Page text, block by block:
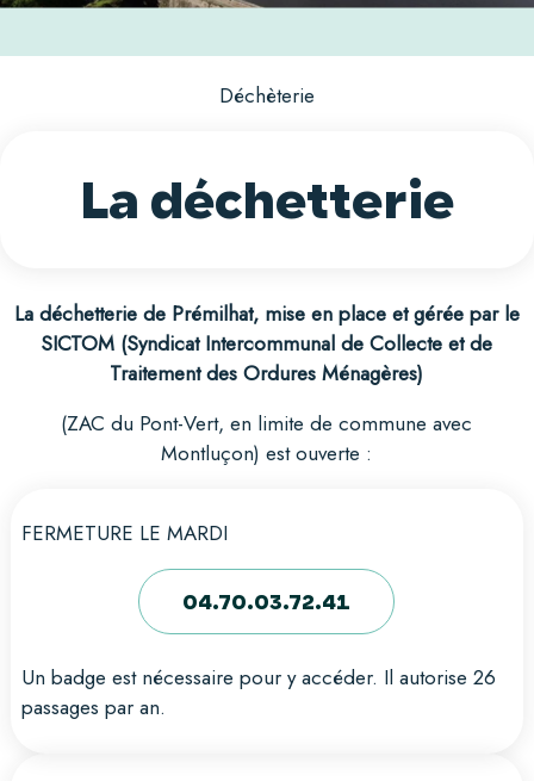
Déchèterie
La déchetterie
La déchetterie de Prémilhat, mise en place et gérée par le
SICTOM (Syndicat Intercommunal de Collecte et de
Traitement des Ordures Ménagères)
(ZAC du Pont-Vert, en limite de commune avec
Montluçon) est ouverte :
FERMETURE LE MARDI
04.70.03.72.41
Un badge est nécessaire pour y accéder. Il autorise 26
passages par an.